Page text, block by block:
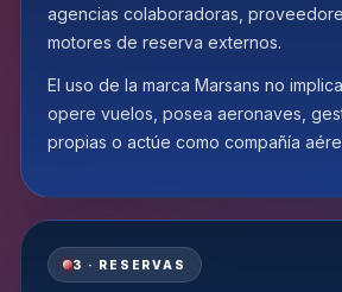
agencias colaboradoras,
motores de reserva externos.
El uso de la marca Marsans no
opere vuelos, posea aeronaves,
propias o actúe como compañía
3 · RESERVAS